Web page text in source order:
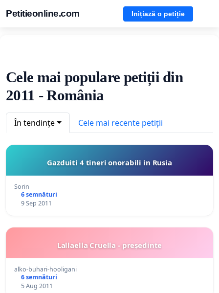
Petitieonline.com Inițiază o petiție
Cele mai populare petiții din
2011 - România
În tendințe Cele mai recente petiții
Gazduiti 4 tineri onorabili in Rusia
Sorin
6 semnături
9 Sep 2011
Lallaella Cruella - președinte
alko-buhari-hooligani
6 semnături
5 Aug 2011